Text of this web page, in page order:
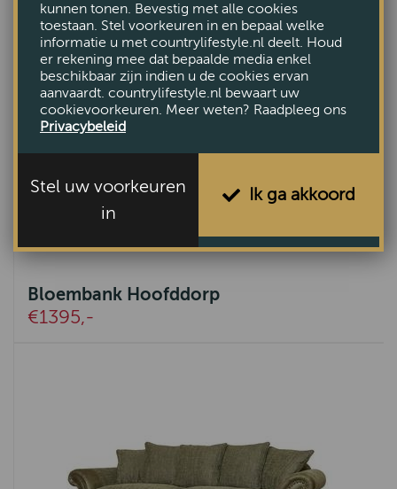
Bloembank Hoofddorp
€1395,-
kunnen tonen. Bevestig met alle cookies
toestaan. Stel voorkeuren in en bepaal welke
informatie u met countrylifestyle.nl deelt. Houd
er rekening mee dat bepaalde media enkel
beschikbaar zijn indien u de cookies ervan
aanvaardt. countrylifestyle.nl bewaart uw
cookievoorkeuren. Meer weten? Raadpleeg ons
Privacybeleid
Stel uw voorkeuren
in
Ik ga akkoord